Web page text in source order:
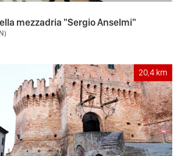
mezzadria "Sergio Anselmi"
20,4 km